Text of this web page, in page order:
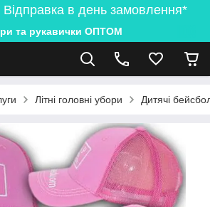
в день замовлення*
та рукавички ОПТОМ
Літні головні убори Дитячі